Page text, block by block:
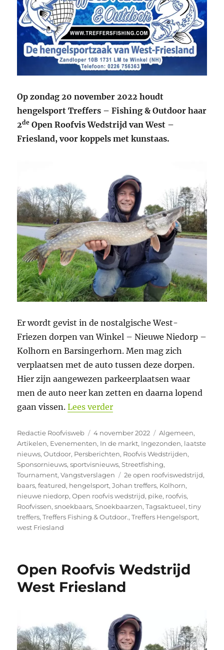
Op zondag 20 november 2022 houdt
hengelsport Treffers – Fishing & Outdoor haar
2de Open Roofvis Wedstrijd van West –
Friesland, voor koppels met kunstaas.
Er wordt gevist in de nostalgische West-
Friezen dorpen van Winkel – Nieuwe Niedorp –
Kolhorn en Barsingerhorn. Men mag zich
verplaatsen met de auto tussen deze dorpen.
Hier zijn aangewezen parkeerplaatsen waar
men de auto neer kan zetten en daarna lopend
gaan vissen.Lees verder“Tweede Open
Auteur
Redactie Roofvisweb
Geplaatst
op
4 november 2022 Categorieën
Algemeen,
Artikelen, Evenementen, In de markt, Ingezonden, laatste
nieuws,Outdoor, Persberichten, Roofvis Wedstrijden,
Sponsornieuws,sportvisnieuws,Streetfishing,
Tournament,Vangstverslagen Tags
2e open roofviswedstrijd,
baars,featured, hengelsport,Johan treffers, Kolhorn,
nieuwe niedorp,Open roofvis wedstrijd, pike, roofvis,
Roofvissen,snoekbaars,Snoekbaarzen,Tagsaktueel,tiny
treffers,Treffers Fishing & Outdoor.,Treffers Hengelsport,
west Friesland
Open Roofvis Wedstrijd
West Friesland